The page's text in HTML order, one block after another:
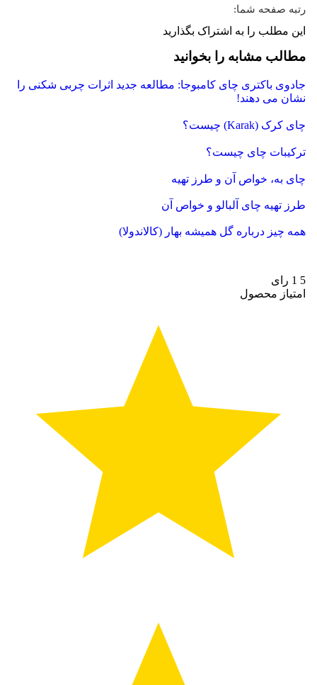
رتبه صفحه شما:
این مطلب را به اشتراک بگذارید
with
with
with
with
with
مطالب مشابه را بخوانید
جادوی باکتری چای کامبوجا: مطالعه جدید اثرات چربی شکنی را
نشان می دهند!
چای کرک (Karak) چیست؟
ترکیبات چای چیست؟
چای به، خواص آن و طرز تهیه
طرز تهیه چای آلبالو و خواص آن
همه چیز درباره گل همیشه بهار (کالاندولا)
5
1 رای
امتیاز محصول